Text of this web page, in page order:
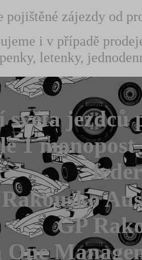
pojištěné zájezdy od
i v případě
letenky,
jezdců
1
GP
One